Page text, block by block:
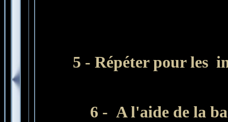
5 - Répéter pour les
6 - A l'aide de la